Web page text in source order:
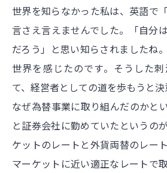
世界を知らなかった私は、英語で
言さえ言えませんでした。「自分
だろう」と思い知らされましたね
世界を感じたのです。そうした
て、経営者としての道を歩もうと決
なぜ為替事業に取り組んだのかと
と証券会社に勤めていたというの
ケットのレートと外貨両替のレー
マーケットに近い適正なレートで